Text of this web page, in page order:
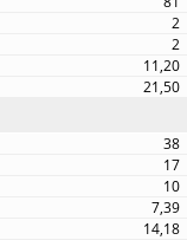
2
2
11,20
21,50
38
17
10
7,39
14,18